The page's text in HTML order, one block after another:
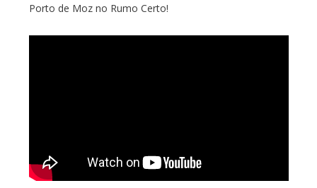
Porto de Moz no Rumo Certo!